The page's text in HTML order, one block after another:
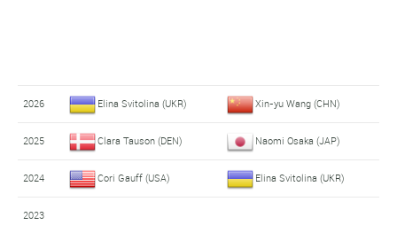
2026 Elina Svitolina (UKR) Xin-yu Wang (CHN)
2025 Clara Tauson (DEN) Naomi Osaka (JAP)
2024 Cori Gauff (USA) Elina Svitolina (UKR)
2023